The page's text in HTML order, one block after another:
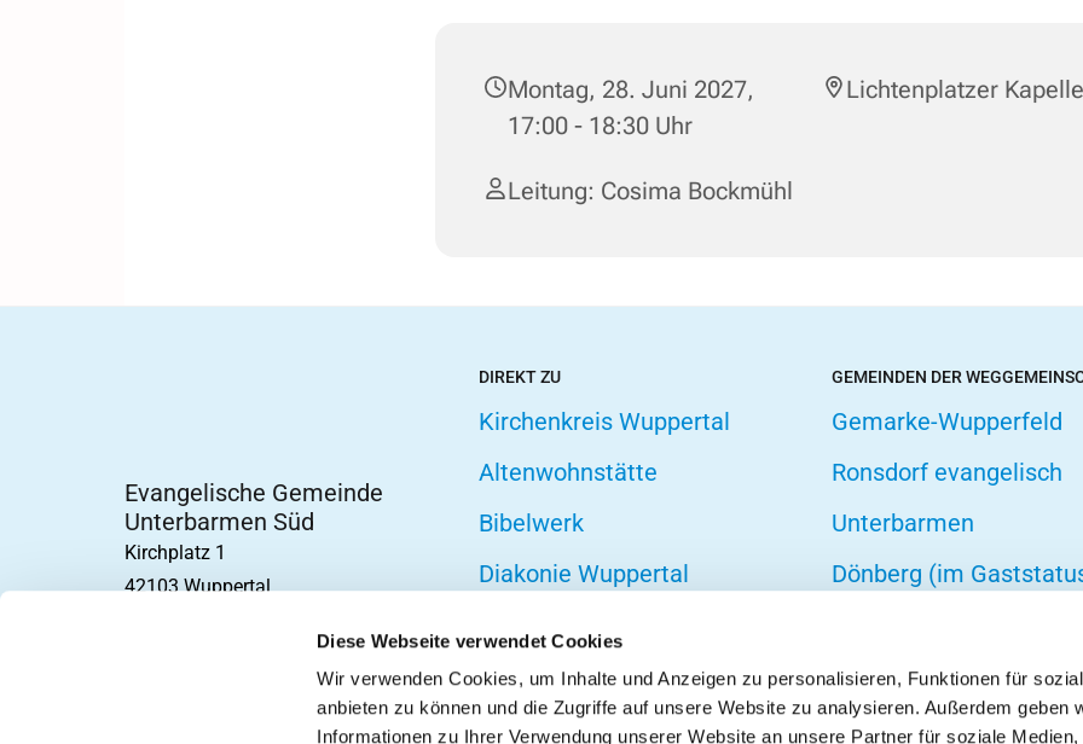
Diese Webseite verwendet Cookies
Wir verwenden Cookies, um Inhalte und Anzeigen zu personalisieren, Funktionen für
anbieten zu können und die Zugriffe auf unsere Website zu analysieren. Außerdem geben
Informationen zu Ihrer Verwendung unserer Website an unsere Partner für soziale Medien,
Montag, 28. Juni 2027,
17:00 - 18:30 Uhr
Lichtenplatzer Kapelle
Leitung: Cosima Bockmühl
Evangelische Gemeinde
Unterbarmen Süd
Kirchplatz 1
42103 Wuppertal
DIREKT ZU
Kirchenkreis Wuppertal
Altenwohnstätte
Bibelwerk
Diakonie Wuppertal
Hospizarbeit
Telefonseelsorge
GEMEINDEN DER
Gemarke-Wupperfeld
Ronsdorf evangelisch
Unterbarmen
Dönberg (im